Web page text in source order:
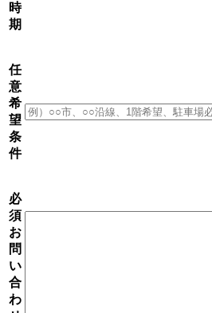
時
期
任
意
希
望
条
件
必
須
お
問
い
合
わ